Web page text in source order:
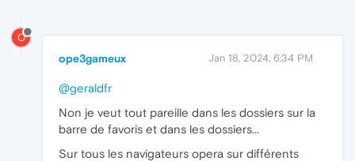
O
ope3gameux Jan 18, 2024, 6:34 PM
@geraldfr
Non je veut tout pareille dans les dossiers sur la
barre de favoris et dans les dossiers...
Sur tous les navigateurs opera sur différents